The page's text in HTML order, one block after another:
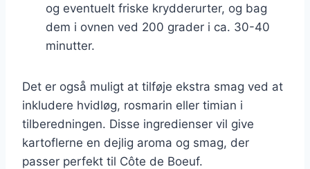
og eventuelt friske krydderurter, og bag
dem i ovnen ved 200 grader i ca. 30-40
minutter.
Det er også muligt at tilføje ekstra smag ved at
inkludere hvidløg, rosmarin eller timian i
tilberedningen. Disse ingredienser vil give
kartoflerne en dejlig aroma og smag, der
passer perfekt til Côte de Boeuf.